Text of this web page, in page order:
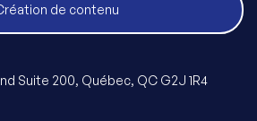
de contenu
Suite 200, Québec, QC G2J 1R4